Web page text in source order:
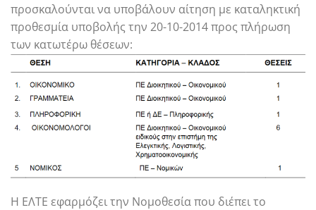
προσκαλούνται να υποβάλουν αίτηση με καταληκτική
προθεσμία υποβολής την 20-10-2014 προς πλήρωση
των κατωτέρω θέσεων:
H EΛTE εφαρμόζει την Νομοθεσία που διέπει το